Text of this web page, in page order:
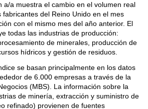
a/a muestra el cambio en el volumen real
del Reino Unido en el mes
con el mismo mes del año anterior. El
todas las industrias de producción:
de minerales, producción de
hídricos y gestión de residuos.
se basan principalmente en los datos
de 6.000 empresas a través de la
(MBS). La información sobre la
de minería, extracción y suministro de
refinado) provienen de fuentes